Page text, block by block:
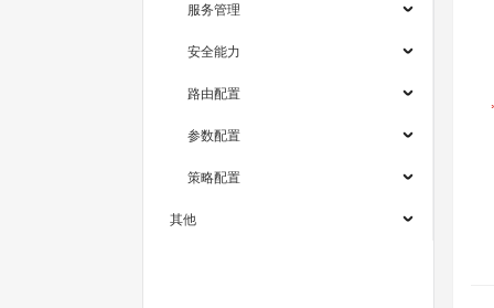
服务管理
安全能力
路由配置
参数配置
策略配置
其他